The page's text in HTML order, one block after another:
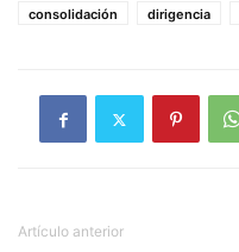
consolidación
dirigencia
Artículo anterior